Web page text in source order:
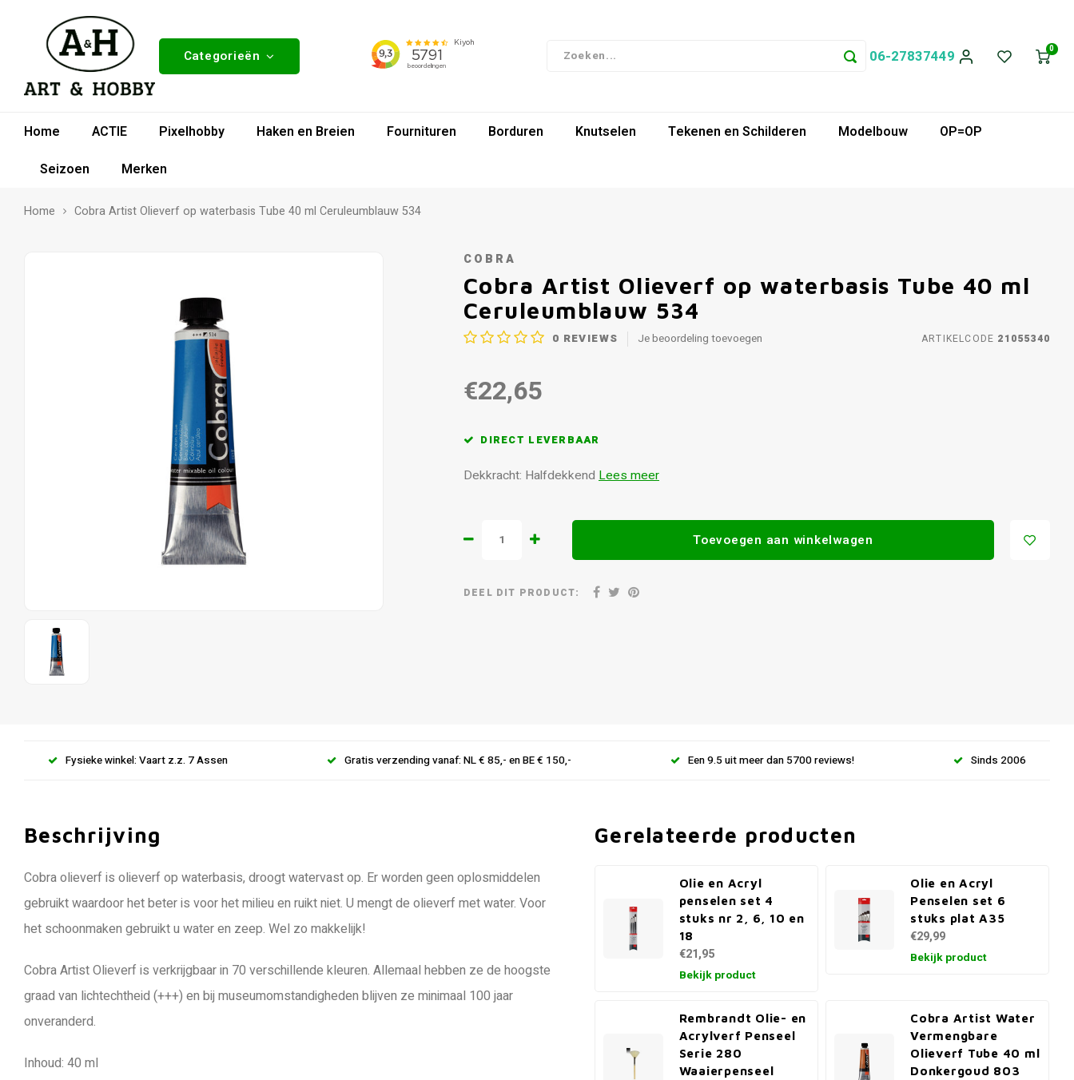
Categorieën 06-27837449 0
Home ACTIE Pixelhobby Haken en Breien Fournituren Borduren Knutselen Tekenen en Schilderen Modelbouw
OP=OP
Seizoen
Merken
Home Cobra Artist Olieverf op waterbasis Tube 40 ml Ceruleumblauw 534
COBRA
Cobra Artist Olieverf op waterbasis Tube 40 ml
Ceruleumblauw 534
0 REVIEWS Je beoordeling toevoegen ARTIKELCODE 21055340
€22,65
DIRECT LEVERBAAR
Dekkracht: Halfdekkend Lees meer
Toevoegen aan winkelwagen
DEEL DIT PRODUCT:
Fysieke winkel: Vaart z.z. 7 Assen Gratis verzending vanaf: NL € 85,- en BE € 150,- Een 9.5 uit meer dan 5700 reviews! Sinds 2006
Beschrijving
Cobra olieverf is olieverf op waterbasis, droogt watervast op. Er worden geen oplosmiddelen
gebruikt waardoor het beter is voor het milieu en ruikt niet. U mengt de olieverf met water. Voor
het schoonmaken gebruikt u water en zeep. Wel zo makkelijk!
Cobra Artist Olieverf is verkrijgbaar in 70 verschillende kleuren. Allemaal hebben ze de hoogste
graad van lichtechtheid (+++) en bij museumomstandigheden blijven ze minimaal 100 jaar
onveranderd.
Inhoud: 40 ml
Gerelateerde producten
Olie en Acryl
penselen set 4
stuks nr 2, 6, 10 en
18
€21,95
Bekijk product
Olie en Acryl
Penselen set 6
stuks plat A35
€29,99
Bekijk product
Rembrandt Olie- en
Acrylverf Penseel
Serie 280
Waaierpenseel
Cobra Artist Water
Vermengbare
Olieverf Tube 40 ml
Donkergoud 803